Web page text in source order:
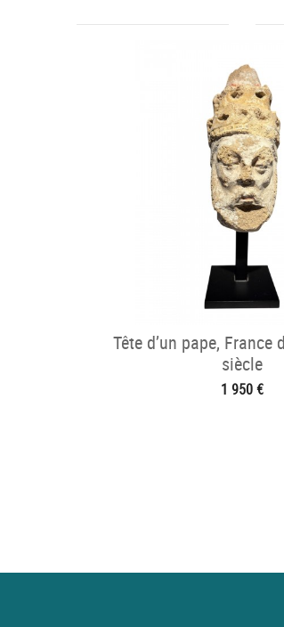
Tête d’un pape, France
siècle
1 950 €